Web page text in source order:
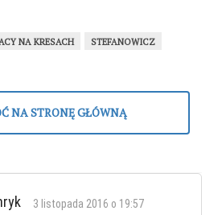
NA KRESACH
STEFANOWICZ
NA STRONĘ GŁÓWNĄ
3 listopada 2016 o 19:57